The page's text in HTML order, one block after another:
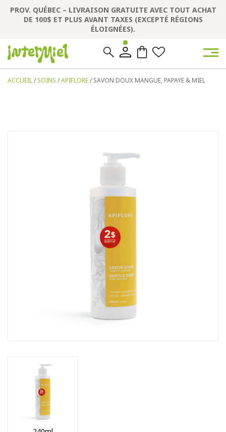
PROV. QUÉBEC – LIVRAISON GRATUITE AVEC TOUT ACHAT
DE 100$ ET PLUS AVANT TAXES (EXCEPTÉ RÉGIONS
ÉLOIGNÉES).
0
ACCUEIL/SOINS /APIFLORE/ SAVON DOUX MANGUE, PAPAYE & MIEL